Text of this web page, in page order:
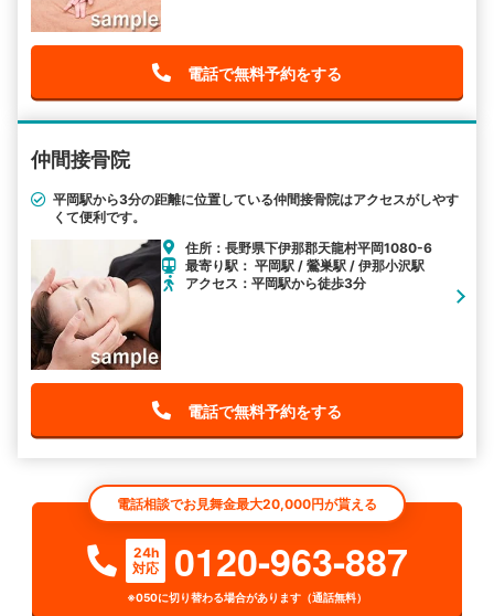
電話で無料予約をする
仲間接骨院
平岡駅から3分の距離に位置している仲間接骨院はアクセスがしやす
くて便利です。
住所：長野県下伊那郡天龍村平岡1080-6
最寄り駅： 平岡駅 / 鶯巣駅 / 伊那小沢駅
アクセス：平岡駅から徒歩3分
電話で無料予約をする
電話相談でお見舞金最大20,000円が貰える
24h
対応
0120-963-887
※050に切り替わる場合があります（通話無料）